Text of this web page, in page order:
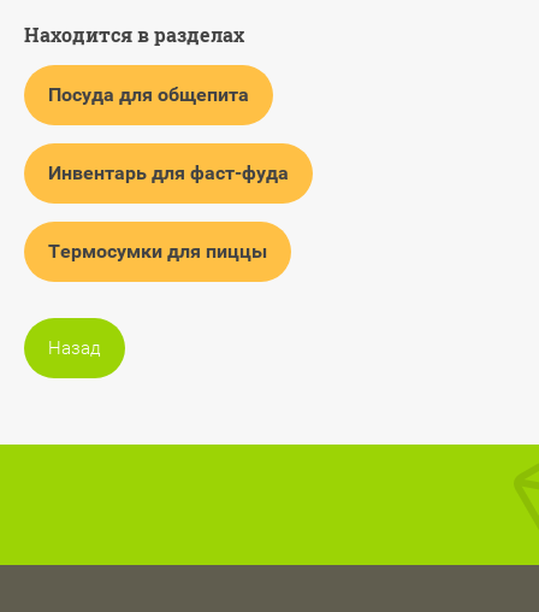
Находится в разделах
Посуда для общепита
Инвентарь для фаст-фуда
Термосумки для пиццы
Назад